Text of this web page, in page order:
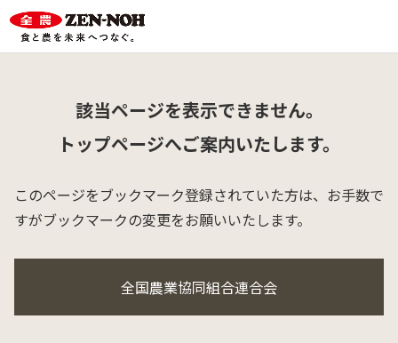
該当ページを表示できません。
トップページへご案内いたします。
このページをブックマーク登録されていた方は、 お手数で
すがブックマークの変更をお願いいたします。
全国農業協同組合連合会